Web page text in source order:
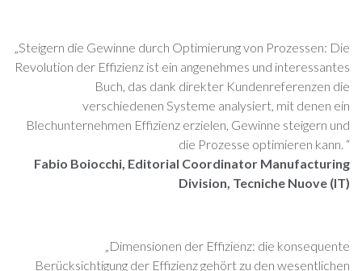
„Steigern die Gewinne durch Optimierung von Prozessen: Die
Revolution der Effizienz ist ein angenehmes und interessantes
Buch, das dank direkter Kundenreferenzen die
verschiedenen Systeme analysiert, mit denen ein
Blechunternehmen Effizienz erzielen, Gewinne steigern und
die Prozesse optimieren kann. “
Fabio Boiocchi, Editorial Coordinator Manufacturing
Division, Tecniche Nuove (IT)
„Dimensionen der Effizienz: die konsequente
Berücksichtigung der Effizienz gehört zu den wesentlichen